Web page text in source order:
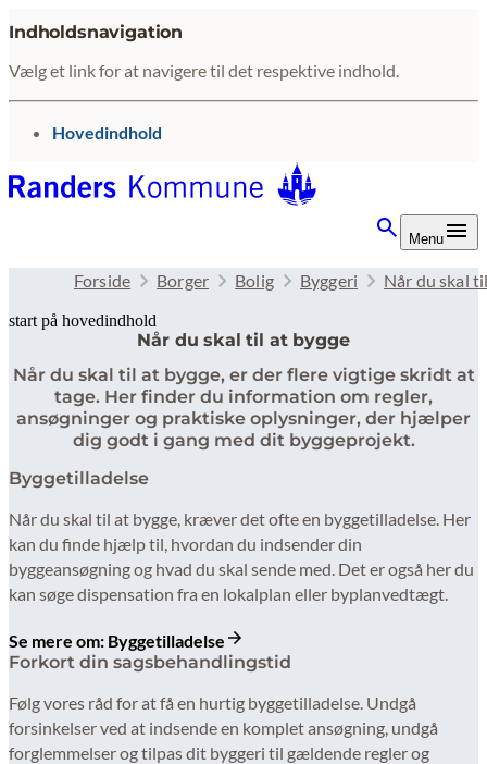
Indholdsnavigation
Vælg et link for at navigere til det respektive indhold.
gå til
Hovedindhold
Menu
Forside Borger Bolig Byggeri Når du skal
start på hovedindhold
Når du skal til at bygge
Når du skal til at bygge, er der flere vigtige skridt at
tage. Her finder du information om regler,
ansøgninger og praktiske oplysninger, der hjælper
dig godt i gang med dit byggeprojekt.
senest opdateret 10. februar 2026
Byggetilladelse
Når du skal til at bygge, kræver det ofte en byggetilladelse. Her
kan du finde hjælp til, hvordan du indsender din
byggeansøgning og hvad du skal sende med. Det er også her du
kan søge dispensation fra en lokalplan eller byplanvedtægt.
Se mere om: Byggetilladelse
Forkort din sagsbehandlingstid
Følg vores råd for at få en hurtig byggetilladelse. Undgå
forsinkelser ved at indsende en komplet ansøgning, undgå
forglemmelser og tilpas dit byggeri til gældende regler og